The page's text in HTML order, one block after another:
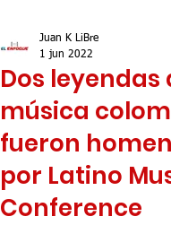
Dos leyendas
música
fueron
por Latino
Conference
Juan K LiBre
1 jun 2022